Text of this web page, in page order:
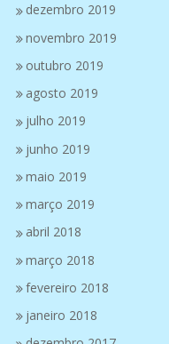
dezembro 2019
novembro 2019
outubro 2019
agosto 2019
julho 2019
junho 2019
maio 2019
março 2019
abril 2018
março 2018
fevereiro 2018
janeiro 2018